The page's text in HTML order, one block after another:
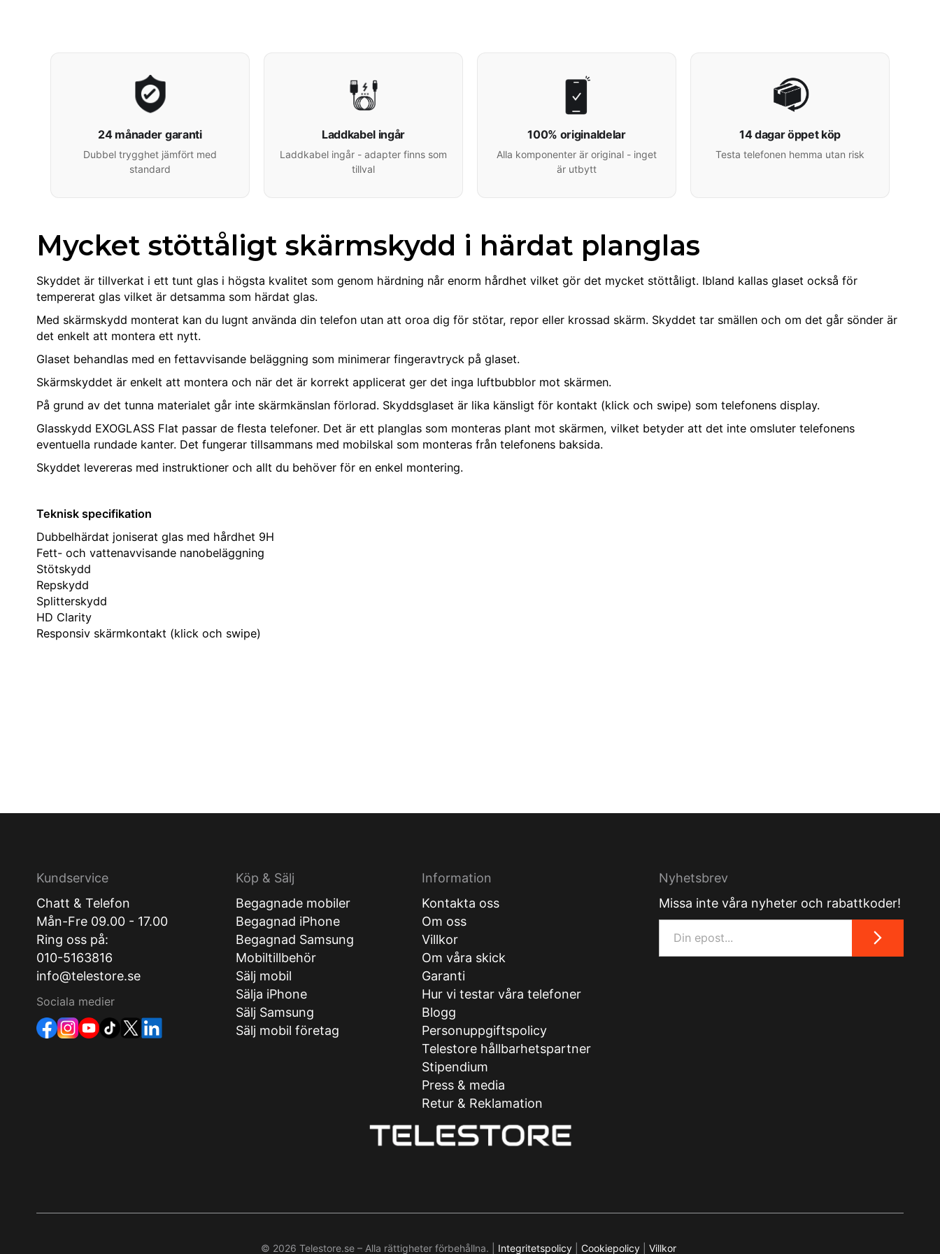
24 månader garanti
Dubbel trygghet jämfört med
standard
Laddkabel ingår
Laddkabel ingår - adapter finns som
tillval
100% originaldelar
Alla komponenter är original - inget
är utbytt
14 dagar öppet köp
Testa telefonen hemma utan risk
Mycket stöttåligt skärmskydd i härdat planglas
Skyddet är tillverkat i ett tunt glas i högsta kvalitet som genom härdning når enorm hårdhet vilket gör det mycket stöttåligt. Ibland kallas glaset också för
tempererat glas vilket är detsamma som härdat glas.
Med skärmskydd monterat kan du lugnt använda din telefon utan att oroa dig för stötar, repor eller krossad skärm. Skyddet tar smällen och om det går sönder är
det enkelt att montera ett nytt.
Glaset behandlas med en fettavvisande beläggning som minimerar fingeravtryck på glaset.
Skärmskyddet är enkelt att montera och när det är korrekt applicerat ger det inga luftbubblor mot skärmen.
På grund av det tunna materialet går inte skärmkänslan förlorad. Skyddsglaset är lika känsligt för kontakt (klick och swipe) som telefonens display.
Glasskydd EXOGLASS Flat passar de flesta telefoner. Det är ett planglas som monteras plant mot skärmen, vilket betyder att det inte omsluter telefonens
eventuella rundade kanter. Det fungerar tillsammans med mobilskal som monteras från telefonens baksida.
Skyddet levereras med instruktioner och allt du behöver för en enkel montering.
Teknisk specifikation
Dubbelhärdat joniserat glas med hårdhet 9H
Fett- och vattenavvisande nanobeläggning
Stötskydd
Repskydd
Splitterskydd
HD Clarity
Responsiv skärmkontakt (klick och swipe)
Kundservice
Chatt & Telefon
Mån-Fre 09.00 - 17.00
Ring oss på:
010-5163816
info@telestore.se
Sociala medier
Köp & Sälj
Begagnade mobiler
Begagnad iPhone
Begagnad Samsung
Mobiltillbehör
Sälj mobil
Sälja iPhone
Sälj Samsung
Sälj mobil företag
Information
Kontakta oss
Om oss
Villkor
Om våra skick
Garanti
Hur vi testar våra telefoner
Blogg
Personuppgiftspolicy
Telestore hållbarhetspartner
Stipendium
Press & media
Retur & Reklamation
Nyhetsbrev
Missa inte våra nyheter och rabattkoder!
© 2026 Telestore.se – Alla rättigheter förbehållna. | Integritetspolicy Cookiepolicy Villkor